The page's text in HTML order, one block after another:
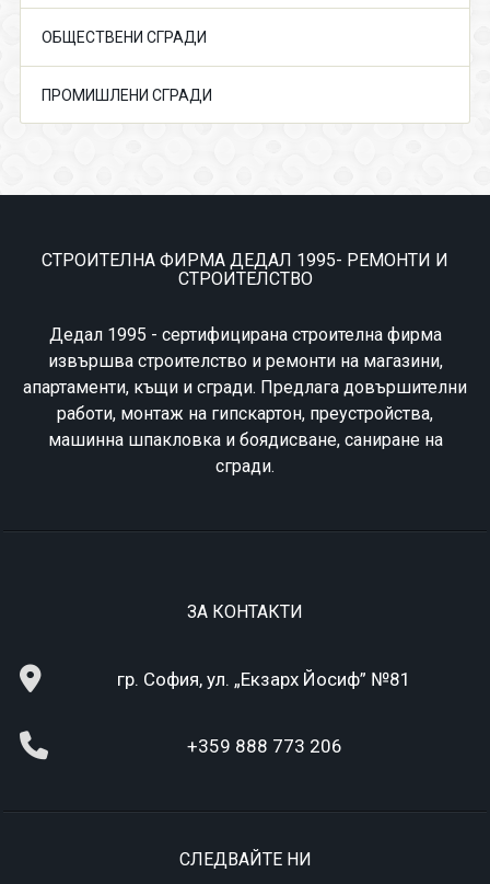
ОБЩЕСТВЕНИ СГРАДИ
ПРОМИШЛЕНИ СГРАДИ
СТРОИТЕЛНА ФИРМА ДЕДАЛ 1995- РЕМОНТИ И
СТРОИТЕЛСТВО
Дедал 1995 - сертифицирана строителна фирма
извършва строителство и ремонти на магазини,
апартаменти, къщи и сгради. Предлага довършителни
работи, монтаж на гипскартон, преустройства,
машинна шпакловка и боядисване, саниране на
сгради.
ЗА КОНТАКТИ
гр. София, ул. „Екзарх Йосиф” №81
+359 888 773 206
СЛЕДВАЙТЕ НИ